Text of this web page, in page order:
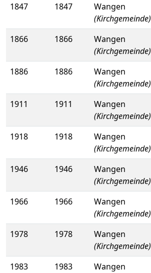
1847 1847
Wangen
(Kirchgemeinde)
1866 1866
Wangen
(Kirchgemeinde)
1886 1886
Wangen
(Kirchgemeinde)
1911 1911
Wangen
(Kirchgemeinde)
1918 1918
Wangen
(Kirchgemeinde)
1946 1946
Wangen
(Kirchgemeinde)
1966 1966
Wangen
(Kirchgemeinde)
1978 1978
Wangen
(Kirchgemeinde)
1983 1983 Wangen